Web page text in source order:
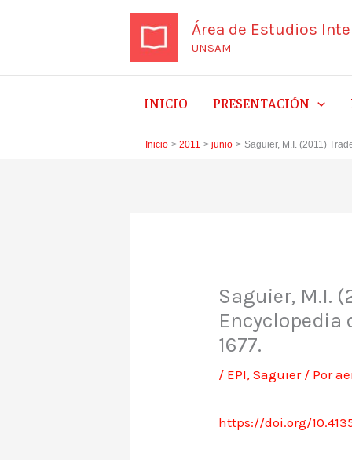
Área de Estudios
UNSAM
INICIO PRESENTACIÓN
Inicio 2011 junio Saguier, M.I. (2011)
Saguier, M.I.
Encyclopedia
1677.
/ EPI,Saguier/ Por
https://doi.org/